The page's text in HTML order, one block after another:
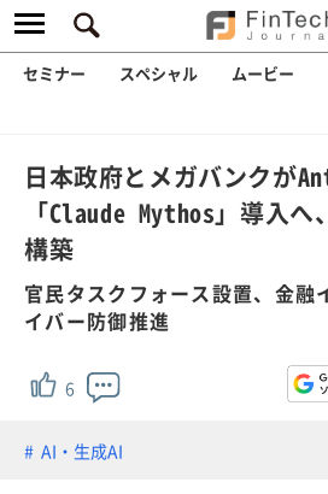
セミナー スペシャル ムービー
日本政府とメガバンクが
「Claude Mythos」導入
構築
官民タスクフォース設置、金融
イバー防御推進
6
AI・生成AI